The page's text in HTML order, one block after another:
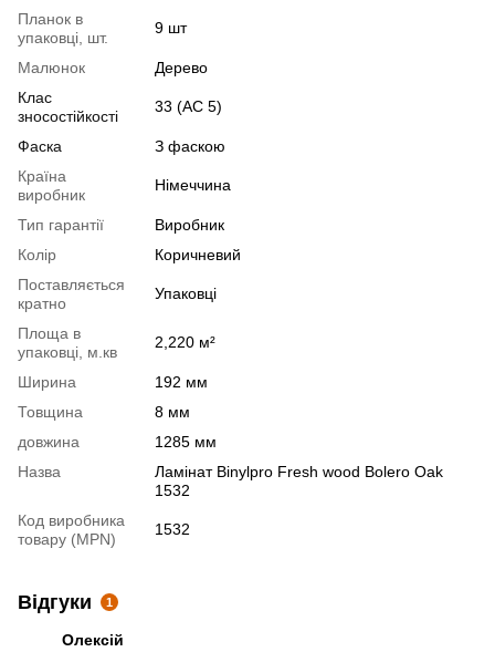
Планок в
упаковці, шт.
9 шт
Малюнок
Дерево
Клас
зносостійкості
33 (АС 5)
Фаска
З фаскою
Країна
виробник
Німеччина
Тип гарантії
Виробник
Колір
Коричневий
Поставляється
кратно
Упаковці
Площа в
упаковці, м.кв
2,220 м²
Ширина
192 мм
Товщина
8 мм
довжина
1285 мм
Назва
Ламінат Binylpro Fresh wood Bolero Oak
1532
Код виробника
товару (MPN)
1532
Відгуки 1
Олексій